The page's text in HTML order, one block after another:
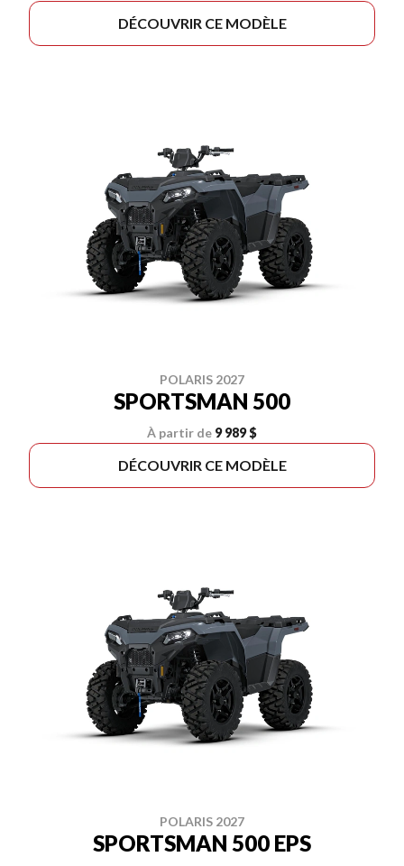
DÉCOUVRIR CE MODÈLE
POLARIS 2027
SPORTSMAN 500
À partir de 9 989 $
DÉCOUVRIR CE MODÈLE
POLARIS 2027
SPORTSMAN 500 EPS